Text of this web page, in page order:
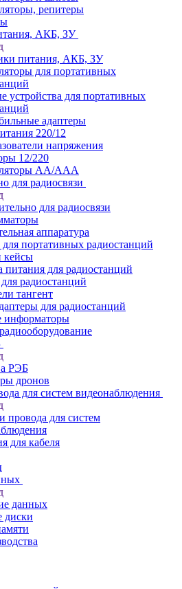
репитеры
АКБ, ЗУ
питания, АКБ, ЗУ
для портативных
устройства для портативных
адаптеры
220/12
напряжения
12/220
АА/ААА
для радиосвязи
для радиосвязи
аппаратура
портативных радиостанций
кейсы
питания для радиостанций
радиостанций
тангент
для радиостанций
информаторы
РЭБ
дронов
для систем видеонаблюдения
провода для систем
для кабеля
данных
диски